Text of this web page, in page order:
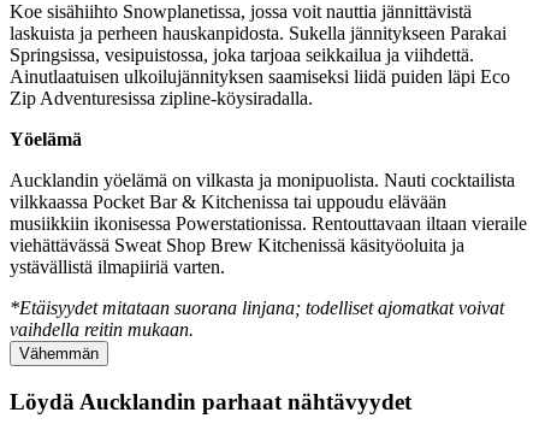
Koe sisähiihto Snowplanetissa, jossa voit nauttia jännittävistä
laskuista ja perheen hauskanpidosta. Sukella jännitykseen Parakai
Springsissa, vesipuistossa, joka tarjoaa seikkailua ja viihdettä.
Ainutlaatuisen ulkoilujännityksen saamiseksi liidä puiden läpi Eco
Zip Adventuresissa zipline-köysiradalla.
Yöelämä
Aucklandin yöelämä on vilkasta ja monipuolista. Nauti cocktailista
vilkkaassa Pocket Bar & Kitchenissa tai uppoudu elävään
musiikkiin ikonisessa Powerstationissa. Rentouttavaan iltaan vieraile
viehättävässä Sweat Shop Brew Kitchenissä käsityöoluita ja
ystävällistä ilmapiiriä varten.
*Etäisyydet mitataan suorana linjana; todelliset ajomatkat voivat
vaihdella reitin mukaan.
Vähemmän
Löydä Aucklandin parhaat nähtävyydet